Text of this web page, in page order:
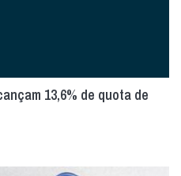
13,6% de quota de